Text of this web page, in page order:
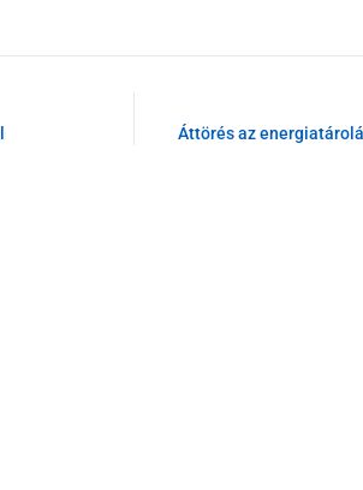
Áttörés az